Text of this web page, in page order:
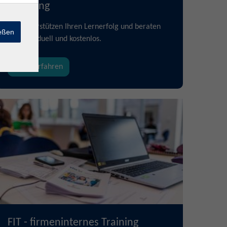
Beratung
Wir unterstützen Ihren Lernerfolg und beraten
Sie individuell und kostenlos.
mehr erfahren
FIT - firmeninternes Training